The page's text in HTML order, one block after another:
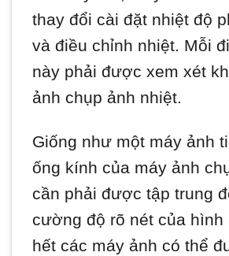
thay đổi cài đặt nhiệt độ
và điều chỉnh nhiệt. Mỗi
này phải được xem xét
ảnh chụp ảnh nhiệt.
Giống như một máy ảnh
ống kính của máy ảnh
cần phải được tập trung
cường độ rõ nét của hình
hết các máy ảnh có thể